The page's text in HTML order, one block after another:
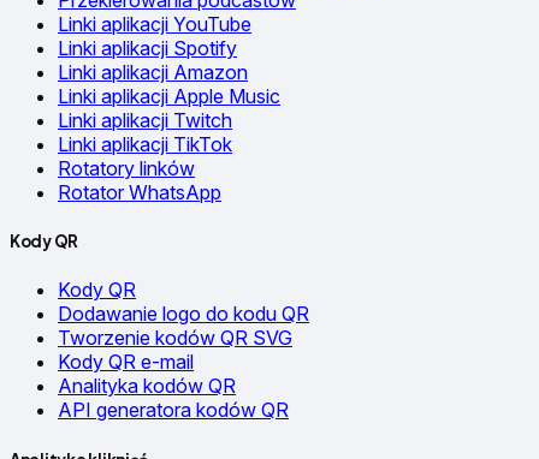
Linki aplikacji YouTube
Linki aplikacji Spotify
Linki aplikacji Amazon
Linki aplikacji Apple Music
Linki aplikacji Twitch
Linki aplikacji TikTok
Rotatory linków
Rotator WhatsApp
Kody QR
Kody QR
Dodawanie logo do kodu QR
Tworzenie kodów QR SVG
Kody QR e-mail
Analityka kodów QR
API generatora kodów QR